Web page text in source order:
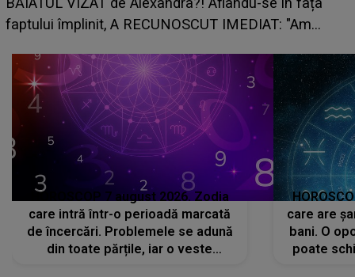
IMEDIAT: "Am
planurile peste cap
HOROSCOP 7 august 2026. Zodia
care intră într-o perioadă marcată
de încercări. Problemele se adună
din toate părțile, iar o veste
care are
bani. O
poate